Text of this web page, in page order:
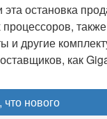
остановка
процессоров,
и другие
как
нового